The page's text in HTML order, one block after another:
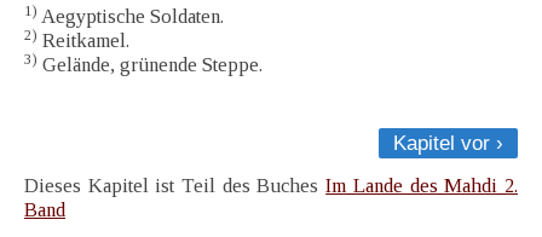
1) Aegyptische Soldaten.
2) Reitkamel.
3) Gelände, grünende Steppe.
Kapitel vor ›
Dieses Kapitel ist Teil des BuchesIm Lande des Mahdi 2.
Band